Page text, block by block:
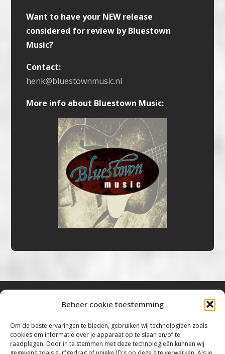
Beheer cookie toestemming
Om de beste ervaringen te bieden, gebruiken wij technologieën zoals
cookies om informatie over je apparaat op te slaan en/of te
raadplegen. Door in te stemmen met deze technologieën kunnen wij
Want to have your NEW release
considered for review by Bluestown
Music?
Contact:
henk@bluestownmusic.nl
More info about Bluestown Music:
“Voor de mooiste Blues, Rock, Roots &